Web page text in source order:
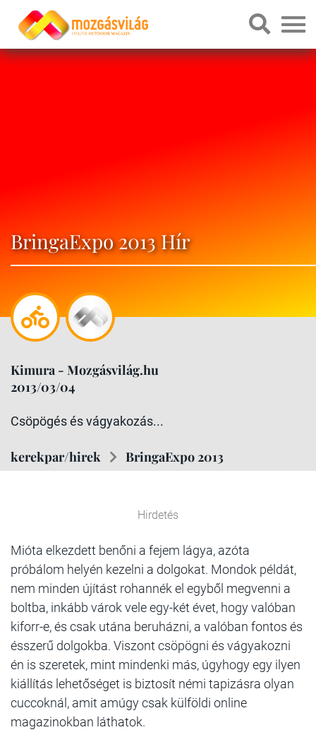
BringaExpo 2013 Hír
Kimura - Mozgásvilág.hu
2013/03/04
Csöpögés és vágyakozás...
kerekpar/hirek BringaExpo 2013
Hirdetés
Mióta elkezdett benőni a fejem lágya, azóta
próbálom helyén kezelni a dolgokat. Mondok példát,
nem minden újítást rohannék el egyből megvenni a
boltba, inkább várok vele egy-két évet, hogy valóban
kiforr-e, és csak utána beruházni, a valóban fontos és
ésszerű dolgokba. Viszont csöpögni és vágyakozni
én is szeretek, mint mindenki más, úgyhogy egy ilyen
kiállítás lehetőséget is biztosít némi tapizásra olyan
cuccoknál, amit amúgy csak külföldi online
magazinokban láthatok.